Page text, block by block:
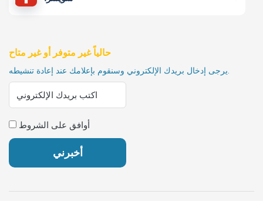
حالياً غير متوفر أو غير متاح
يرجى إدخال بريدك الإلكتروني وسنقوم بإعلامك عند إعادة تنشيطه.
أوافق على الشروط